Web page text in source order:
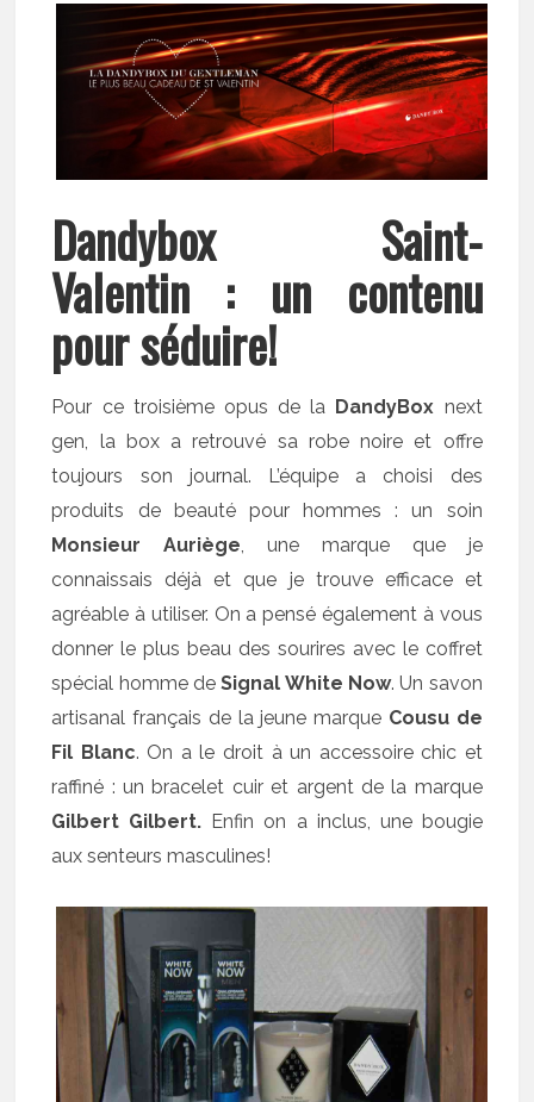
Dandybox Saint-
Valentin : un contenu
pour séduire!
Pour ce troisième opus de la DandyBox next
gen, la box a retrouvé sa robe noire et offre
toujours son journal. L’équipe a choisi des
produits de beauté pour hommes : un soin
Monsieur Auriège, une marque que je
connaissais déjà et que je trouve efficace et
agréable à utiliser. On a pensé également à vous
donner le plus beau des sourires avec le coffret
spécial homme deSignal White Now. Un savon
artisanal français de la jeune marque Cousu de
Fil Blanc. On a le droit à un accessoire chic et
raffiné : un bracelet cuir et argent de la marque
Gilbert Gilbert. Enfin on a inclus, une bougie
aux senteurs masculines!